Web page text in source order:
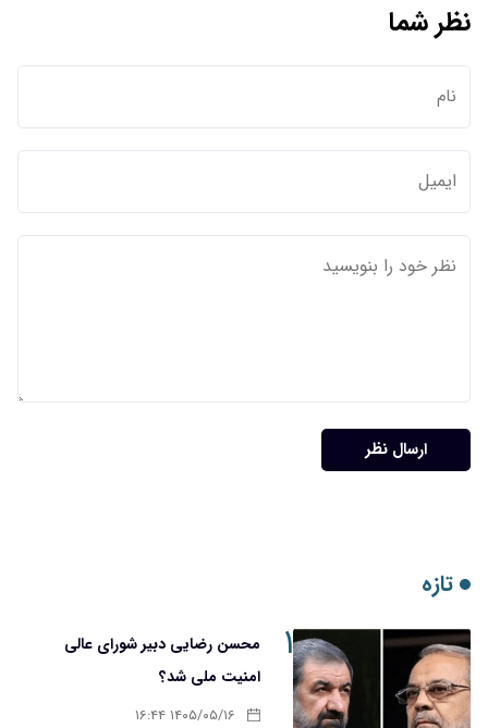
نظر شما
ارسال نظر
تازه
۱
محسن رضایی دبیر شورای عالی
امنیت ملی شد؟
۱۴۰۵/۰۵/۱۶ ۱۶:۴۴